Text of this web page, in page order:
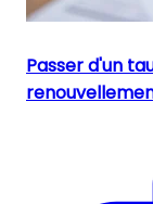
Passer d'un